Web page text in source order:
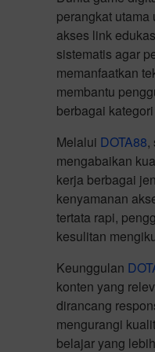
perangkat
akses link
sistematis agar
memanfaatkan
membantu
berbagai
Melalui DOTA88,
mengabaikan
kerja berbagai
kenyamanan
tertata rapi,
kesulitan
Keunggulan
konten yang
dirancang
mengurangi
belajar yang